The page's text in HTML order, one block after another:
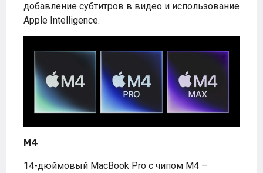
добавление субтитров в видео и использование
Apple Intelligence.
M4
14-дюймовый MacBook Pro с чипом M4 –